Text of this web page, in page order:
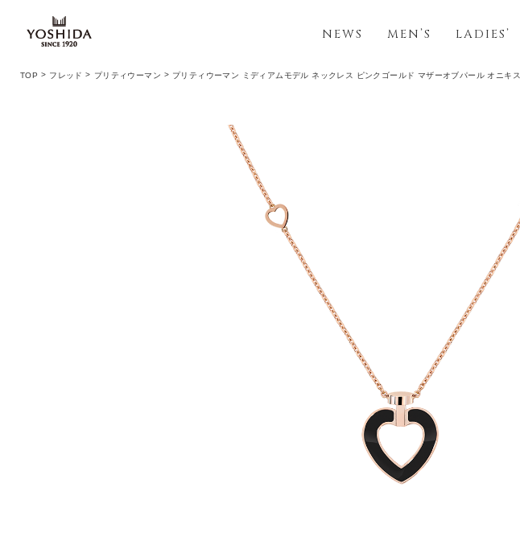
NEWS MEN’S LADIES’
TOP フレッド プリティウーマン プリティウーマン ミディアムモデル ネックレス ピンクゴールド マザーオブパール オニキス